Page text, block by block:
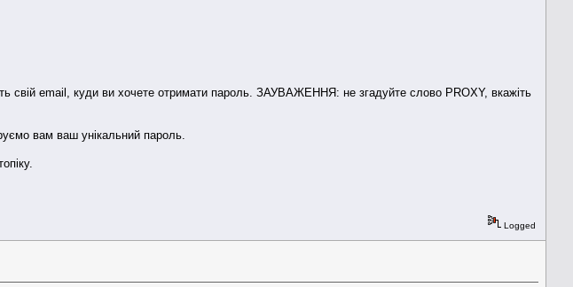
свій email, куди ви хочете отримати пароль. ЗАУВАЖЕННЯ: не згадуйте слово PROXY, вкажіть
вам ваш унікальний пароль.
Logged